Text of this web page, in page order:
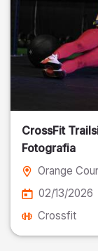
CrossFit
Fotografia
Orange
02/13/2026
Crossfit